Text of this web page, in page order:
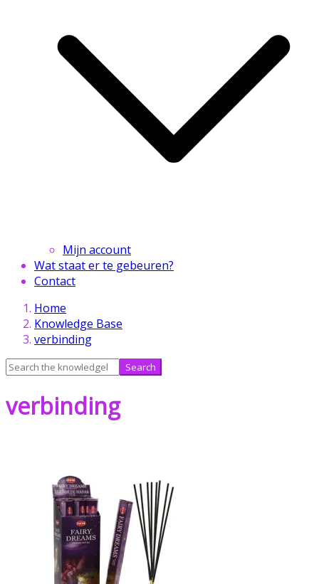
Mijn account
Wat staat er te gebeuren?
Contact
Skip
content
Home
Knowledge Base
verbinding
Search
verbinding